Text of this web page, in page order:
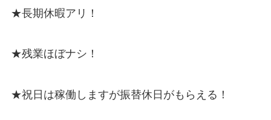
★長期休暇アリ！
★残業ほぼナシ！
★祝日は稼働しますが振替休日がもらえる！